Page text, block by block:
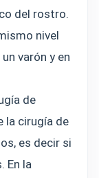
del rostro.
nivel
varón y en
de
la cirugía de
es decir si
En la